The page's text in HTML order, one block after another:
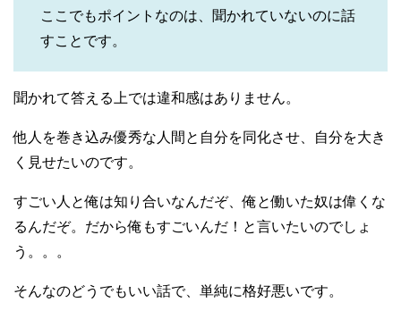
ここでもポイントなのは、聞かれていないのに話
すことです。
聞かれて答える上では違和感はありません。
他人を巻き込み優秀な人間と自分を同化させ、自分を大き
く見せたいのです。
すごい人と俺は知り合いなんだぞ、俺と働いた奴は偉くな
るんだぞ。だから俺もすごいんだ！と言いたいのでしょ
う。。。
そんなのどうでもいい話で、単純に格好悪いです。